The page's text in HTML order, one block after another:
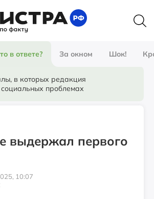
в ответе? За окном Шок!
в которых редакция
проблемах
выдержал первого
10:07